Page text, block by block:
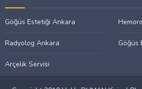
Göğüs Estetiği Ankara
Radyolog Ankara Göğüs
Arçelik Servisi